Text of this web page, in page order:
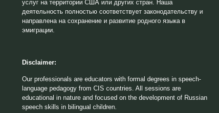
услуг на территории США или других стран. Наша
деятельность полностью соответствует законодательству и
направлена на сохранение и развитие родного языка в
эмиграции.
Disclaimer:
Our professionals are educators with formal degrees in speech-
language pedagogy from CIS countries. All sessions are
educational in nature and focused on the development of Russian
speech skills in bilingual children.